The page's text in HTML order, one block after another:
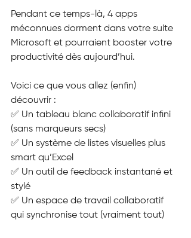
Pendant ce temps-là, 4 apps
méconnues dorment dans votre suite
Microsoft et pourraient booster votre
productivité dès aujourd’hui.
Voici ce que vous allez (enfin)
découvrir :
✅ Un tableau blanc collaboratif infini
(sans marqueurs secs)
✅ Un système de listes visuelles plus
smart qu’Excel
✅ Un outil de feedback instantané et
stylé
✅ Un espace de travail collaboratif
qui synchronise tout (vraiment tout)